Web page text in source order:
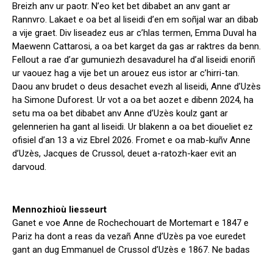
Breizh anv ur paotr. N’eo ket bet dibabet an anv gant ar
Rannvro. Lakaet e oa bet al liseidi d’en em soñjal war an dibab
a vije graet. Div liseadez eus ar c’hlas termen, Emma Duval ha
Maewenn Cattarosi, a oa bet karget da gas ar raktres da benn.
Fellout a rae d’ar gumuniezh desavadurel ha d’al liseidi enoriñ
ur vaouez hag a vije bet un arouez eus istor ar c’hirri-tan.
Daou anv brudet o deus desachet evezh al liseidi, Anne d’Uzès
ha Simone Duforest. Ur vot a oa bet aozet e dibenn 2024, ha
setu ma oa bet dibabet anv Anne d’Uzès koulz gant ar
gelennerien ha gant al liseidi. Ur blakenn a oa bet dioueliet ez
ofisiel d’an 13 a viz Ebrel 2026. Fromet e oa mab-kuñv Anne
d’Uzès, Jacques de Crussol, deuet a-ratozh-kaer evit an
darvoud.
Mennozhioù liesseurt
Ganet e voe Anne de Rochechouart de Mortemart e 1847 e
Pariz ha dont a reas da vezañ Anne d’Uzès pa voe euredet
gant an dug Emmanuel de Crussol d’Uzès e 1867. Ne badas